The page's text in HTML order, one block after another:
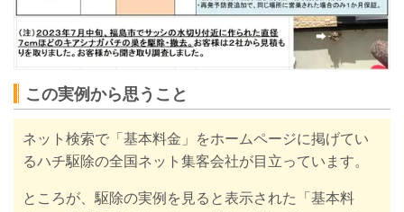
この実例から思うこと
ネット検索で「基本料金」をホームページに掲げてい
るハチ駆除の全国ネット集客会社が目立っています。
ところが、駆除の実例を見ると表示された「基本料